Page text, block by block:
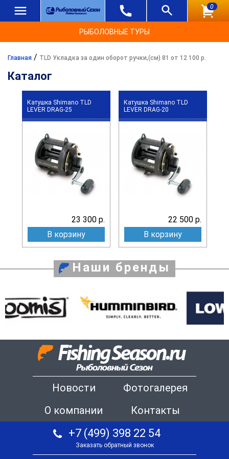
0
РЫБОЛОВНЫЕ ТУРЫ
Главная / TLD Укладка за один оборот ручки,(см) 81 от 12 100 р.
Каталог
Катушка Shimano TLD
LEVER DRAG-25
23 300 р.
В корзину
Катушка Shimano TLD
LEVER DRAG-20
22 500 р.
В корзину
Наши бренды
Новости
Фотогалерея
О компании
Контакты
+7 (499) 398 22 54
Заказать обратный звонок